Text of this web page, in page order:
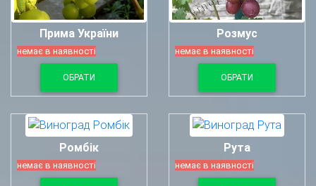
Прима України
немає в наявності
ОБРАТИ
Розмус
немає в наявності
ОБРАТИ
Ромбік
немає в наявності
Рута
немає в наявності